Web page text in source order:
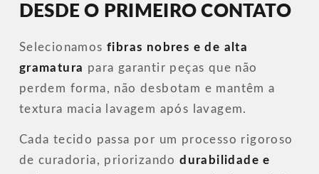
DESDE O PRIMEIRO CONTATO
Selecionamosfibras nobres e de alta
gramatura para garantir peças que não
perdem forma, não desbotam e mantêm a
textura macia lavagem após lavagem.
Cada tecido passa por um processo rigoroso
de curadoria, priorizandodurabilidade e